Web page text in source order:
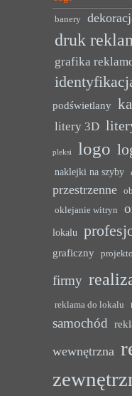
banery
druk
grafika
podświetlany
litery 3D
pleksi logo
naklejki na szyby
przestrzenne
oklejanie witryn
lokalu
graficzny
firmy
reklama do lokalu
samochód
wewnętrzna